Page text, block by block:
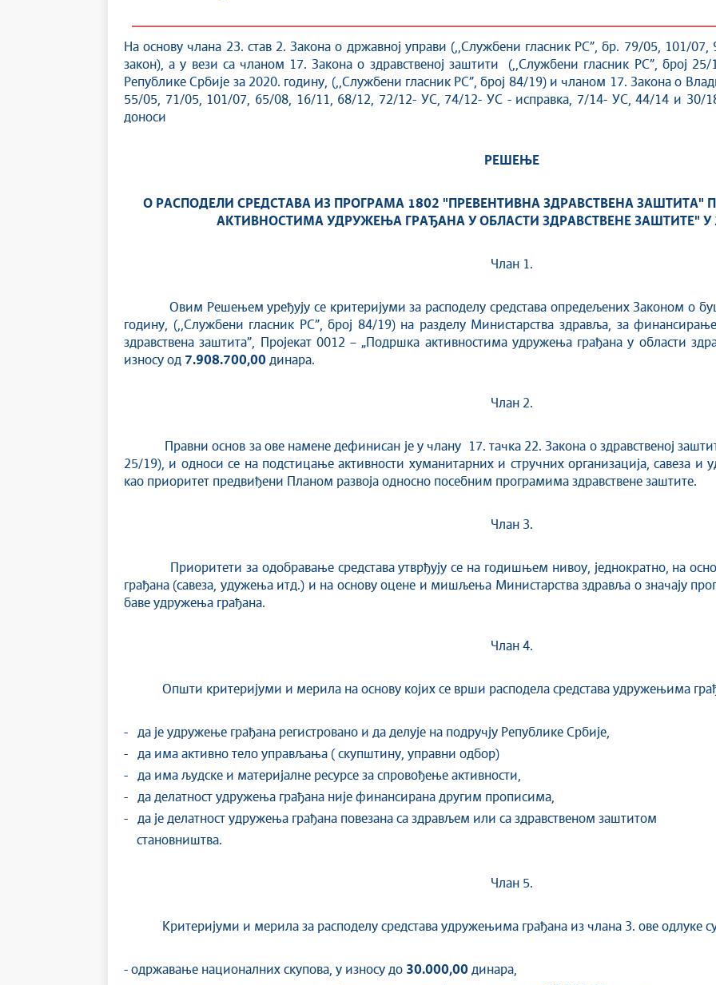
На основу члана 23. став 2. Закона о државној упрaви (,,Службени гласник РС”, бр. 79/05, 101/
зaкoн), а у вези са чланом 17. Закона о здравственој заштити (,,Службени гласник РС”, број
Републике Србије за 2020. годину, (,,Службени гласник РС”, број 84/19) и чланом 17. Закона о
55/05, 71/05, 101/07, 65/08, 16/11, 68/12, 72/12- УС, 74/12- УС - исправка, 7/14- УС, 44/14 и 30/
доноси
РЕШЕЊЕ
О РАСПОДЕЛИ СРЕДСТАВА ИЗ ПРОГРАМА 1802 "ПРЕВЕНТИВНА ЗДРАВСТВЕНА ЗАШТИТА"
АКТИВНОСТИМА УДРУЖЕЊА ГРАЂАНА У ОБЛАСТИ ЗДРАВСТВЕНЕ ЗАШТИТЕ" У
Члан 1.
Овим Решењем уређују се критеријуми за расподелу средстава опредељених Законом о
годину, (,,Службени гласник РС”, број 84/19) на разделу Министарства здравља, за
здравствена заштита”, Пројекат 0012 – „Подршка активностима удружења грађана у области
износу од 7.908.700,00 динара.
Члан 2.
Правни основ за ове намене дефинисан је у члану 17. тачка 22. Закона о здравственој
25/19), и односи се на подстицање активности хуманитарних и стручних организација, савеза и
као приоритет предвиђени Планом развоја односно посебним програмима здравствене заштите.
Члан 3.
Приоритети за одобравање средстава утврђују се на годишњем нивоу, једнократно, на
грађана (савеза, удужења итд.) и на основу оцене и мишљења Министарства здравља о значају
баве удружења грађана.
Члан 4.
Општи критеријуми и мерила на основу којих се врши расподела средстава удружењима
- да је удружење грађана регистровано и да делује на подручју Републике Србије,
- да има активно тело управљања ( скупштину, управни одбор)
- да има људске и материјалне ресурсе за спровођење активности,
- да делатност удружења грађана није финансирана другим прописима,
- да је делатност удружења грађана повезана са здрављем или са здравственом заштитом
становништва.
Члан 5.
Критеријуми и мерила за расподелу средстава удружењима грађана из члана 3. ове одлуке
- одржавање националних скупова, у износу до 30.000,00 динара,